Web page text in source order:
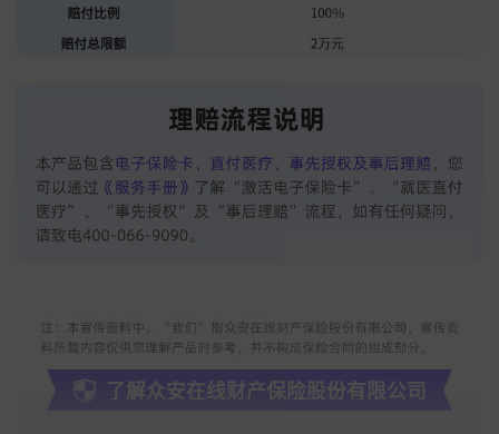
了解众安在线财产保险股份有限公司